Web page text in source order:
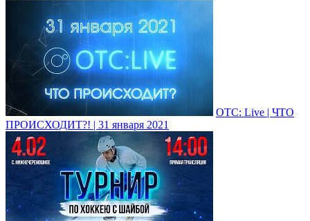
ОТС: Live | ЧТО
ПРОИСХОДИТ?! | 31 января 2021